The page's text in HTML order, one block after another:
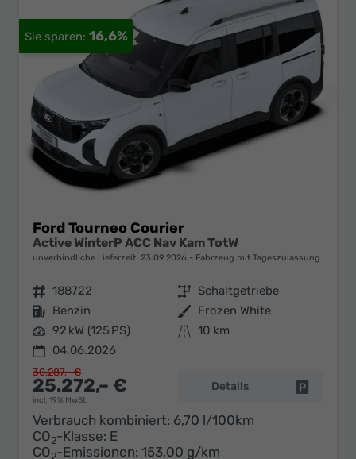
16,6%
Ford Tourneo Courier
Active WinterP ACC Nav Kam TotW
unverbindliche Lieferzeit: 23.09.2026 Fahrzeug mit Tageszulassung
Fahrzeugnr. 188722 Getriebe Schaltgetriebe
Kraftstoff Benzin Außenfarbe Frozen White
Leistung 92 kW (125 PS) Kilometerstand 10 km
04.06.2026
25.272,– €
incl. 19% MwSt.
30.287,– €
Details
Verbrauch kombiniert: 6,70 l/100km
CO2-Klasse: E
CO2-Emissionen: 153,00 g/km